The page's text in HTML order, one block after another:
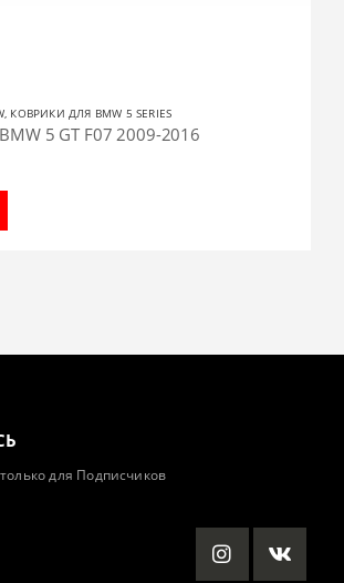
, КОВРИКИ ДЛЯ BMW 5 SERIES
5 GT F07 2009-2016
для Подписчиков